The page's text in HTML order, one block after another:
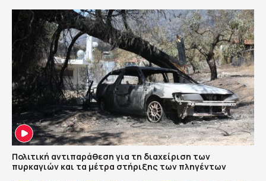
Πολιτική αντιπαράθεση για τη διαχείριση των
πυρκαγιών και τα μέτρα στήριξης των πληγέντων